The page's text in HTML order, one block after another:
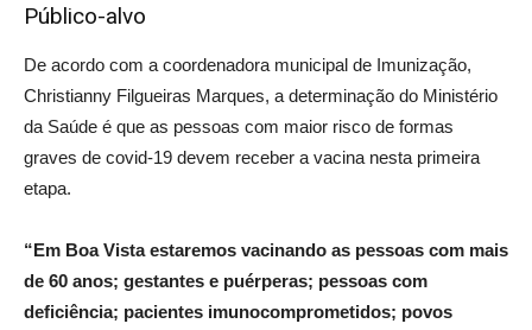
Público-alvo
De acordo com a coordenadora municipal de Imunização,
Christianny Filgueiras Marques, a determinação do Ministério
da Saúde é que as pessoas com maior risco de formas
graves de covid-19 devem receber a vacina nesta primeira
etapa.
“Em Boa Vista estaremos vacinando as pessoas com mais
de 60 anos; gestantes e puérperas; pessoas com
deficiência; pacientes imunocomprometidos; povos